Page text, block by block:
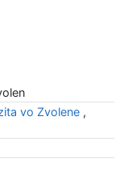
vo Zvolene,